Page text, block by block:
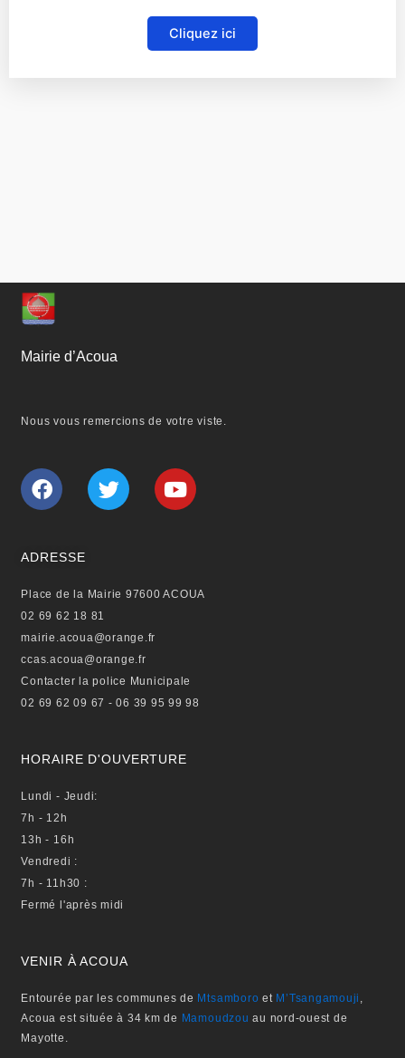
Cliquez ici
Mairie d’Acoua
Nous vous remercions de votre viste.
F
a
b
o
k
T
w
r
Y
o
e
ADRESSE
Place de la Mairie 97600 ACOUA
02 69 62 18 81
mairie.acoua@orange.fr
ccas.acoua@orange.fr
Contacter la police Municipale
02 69 62 09 67 - 06 39 95 99 98
HORAIRE D'OUVERTURE
Lundi - Jeudi:
7h - 12h
13h - 16h
Vendredi :
7h - 11h30 :
Fermé l'après midi
VENIR À ACOUA
Entourée par les communes de Mtsamboro et M’Tsangamouji ,
Acoua est située à 34 km de Mamoudzou au nord-ouest de
Mayotte.